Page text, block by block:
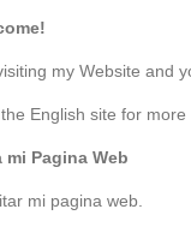
my Website and
English site for more
Pagina Web
mi pagina web.